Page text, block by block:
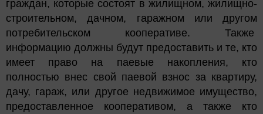
граждан, которые состоят в жилищном, жилищно-
строительном, дачном, гаражном или другом
потребительском кооперативе. Также
информацию должны будут предоставить и те, кто
имеет право на паевые накопления, кто
полностью внес свой паевой взнос за квартиру,
дачу, гараж, или другое недвижимое имущество,
предоставленное кооперативом, а также кто